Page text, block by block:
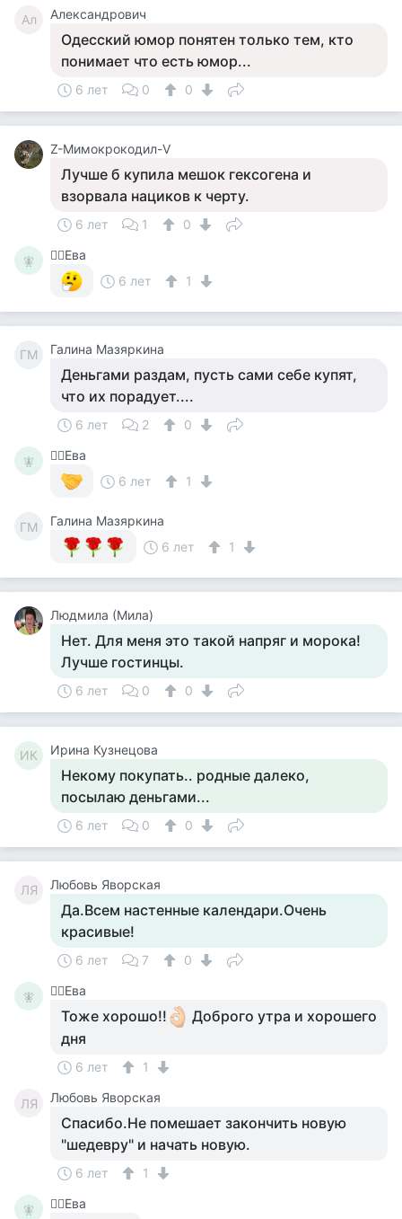
Ал Александрович
Одесский юмор понятен только тем, кто
понимает что есть юмор...
6 лет 0 0
Z-Мимокрокодил-V
Лучше б купила мешок гексогена и
взорвала нациков к черту.
6 лет 1 0
🧚‍
🧚‍♀️Ева
6 лет
1
ГМ Галина Мазяркина
Деньгами раздам, пусть сами себе купят,
что их порадует....
6 лет 2 0
🧚‍
🧚‍♀️Ева
6 лет
1
ГМ
Галина Мазяркина
6 лет
1
Людмила (Мила)
Нет. Для меня это такой напряг и морока!
Лучше гостинцы.
6 лет 0 0
ИК Ирина Кузнецова
Некому покупать.. родные далеко,
посылаю деньгами...
6 лет 0 0
ЛЯ Любовь Яворская
Да.Всем настенные календари.Очень
красивые!
6 лет 7 0
🧚‍ 🧚‍♀️Ева
Тоже хорошо!!
Доброго утра и хорошего
дня
6 лет 1
ЛЯ Любовь Яворская
Спасибо.Не помешает закончить новую
"шедевру" и начать новую.
6 лет 1
🧚‍ 🧚‍♀️Ева